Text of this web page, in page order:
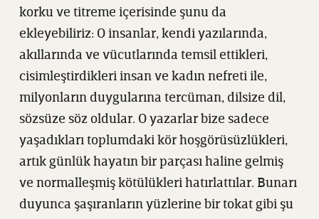
korku ve titreme içerisinde şunu da
ekleyebiliriz: O insanlar, kendi yazılarında,
akıllarında ve vücutlarında temsil ettikleri,
cisimleştirdikleri insan ve kadın nefreti ile,
milyonların duygularına tercüman, dilsize dil,
sözsüze söz oldular. O yazarlar bize sadece
yaşadıkları toplumdaki kör hoşgörüsüzlükleri,
artık günlük hayatın bir parçası haline gelmiş
ve normalleşmiş kötülükleri hatırlattılar. Bunarı
duyunca şaşıranların yüzlerine bir tokat gibi şu